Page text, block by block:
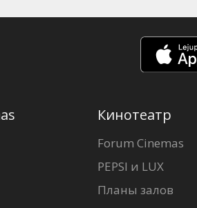
Кинотеатр
Forum Cinemas
PEPSI и LUX
Планы залов